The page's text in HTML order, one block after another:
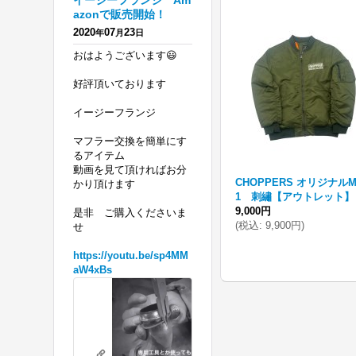
azonで販売開始！
2020年07月23日
おはようございます😃
好評頂いております
イージーフランジ
マフラー交換を簡単にす
るアイテム
動画を見て頂ければお分
かり頂けます
是非 ご購入くださいま
せ
https://youtu.be/sp4MM
aW4xBs
ー
リテーニングリングの必要がないフランジを 販売開始！
youtu.be
CHOPPERS オリジナル
1 刺繡【アウトレット】
9,000円
(税込: 9,900円)